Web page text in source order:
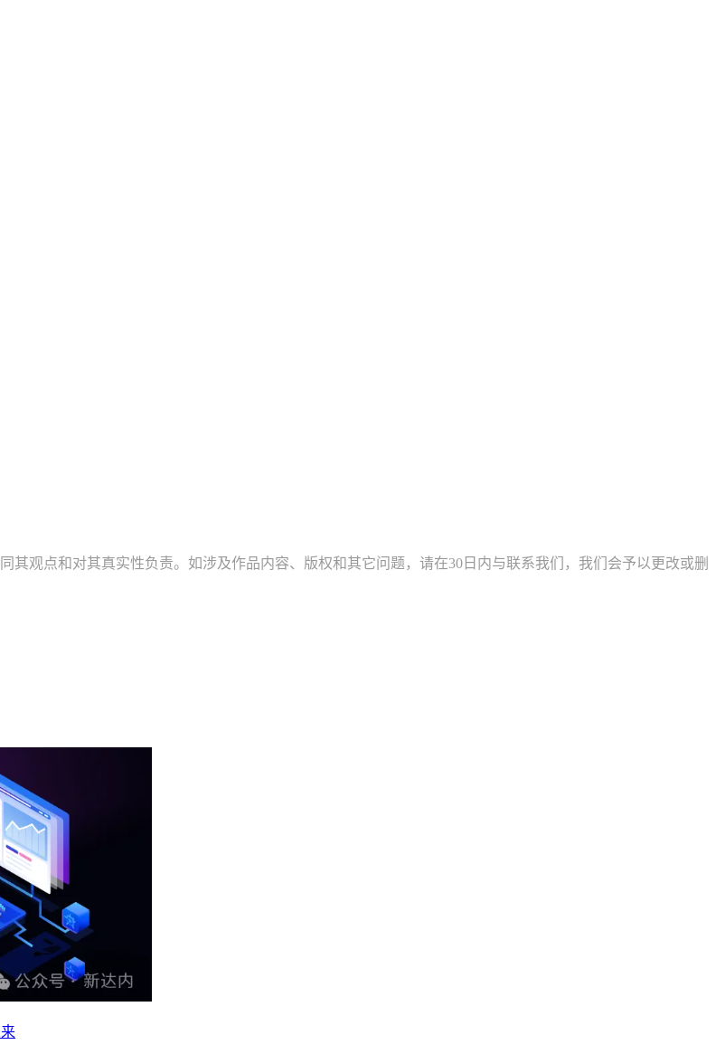
其观点和对其真实性负责。如涉及作品内容、版权和其它问题，请在30日内与联系我们，我们会予以更改或删